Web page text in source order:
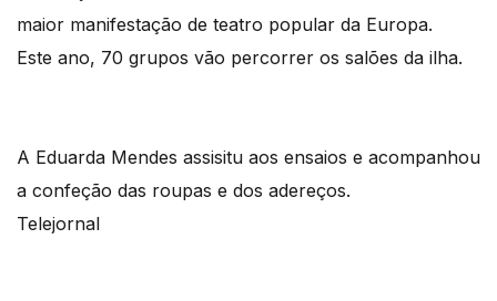
maior manifestação de teatro popular da Europa.
Este ano, 70 grupos vão percorrer os salões da ilha.
A Eduarda Mendes assisitu aos ensaios e acompanhou
a confeção das roupas e dos adereços.
Telejornal